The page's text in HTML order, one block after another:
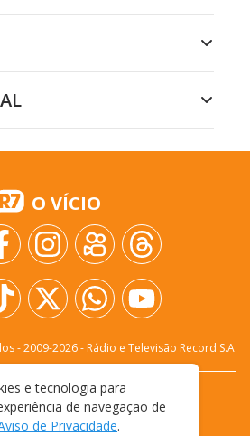
O VÍCIO
- 2009-2026- Rádio e Televisão Record S.A
CONOSCO
PRIVACIDADE
E CONDIÇÕES DE USO
e tecnologia para
de navegação de
de Privacidade.